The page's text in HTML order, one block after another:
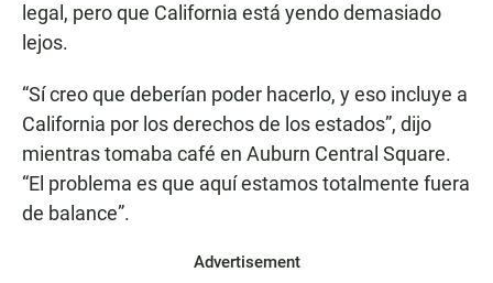
legal, pero que California está yendo demasiado
lejos.
“Sí creo que deberían poder hacerlo, y eso incluye a
California por los derechos de los estados”, dijo
mientras tomaba café en Auburn Central Square.
“El problema es que aquí estamos totalmente fuera
de balance”.
Advertisement